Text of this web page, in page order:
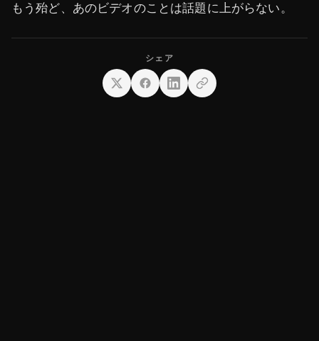
もう殆ど、あのビデオのことは話題に上がらない。